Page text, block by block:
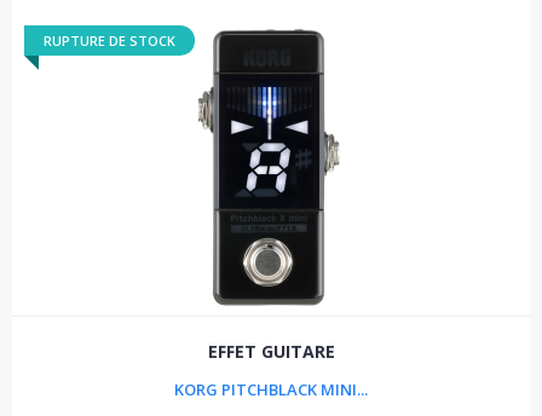
RUPTURE DE STOCK
EFFET GUITARE
KORG PITCHBLACK MINI...